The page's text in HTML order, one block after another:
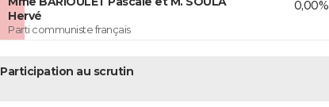
Hervé
Parti communiste français
0,00%
Participation au scrutin